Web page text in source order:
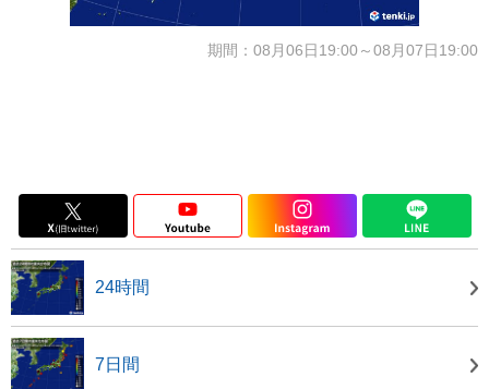
期間：08月06日19:00～08月07日19:00
24時間
7日間